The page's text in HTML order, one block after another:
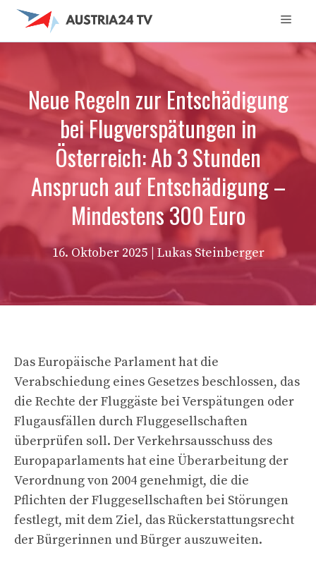
Zum
Inhalt
Neue Regeln zur Entschädigung
bei Flugverspätungen in
Österreich: Ab 3 Stunden
Anspruch auf Entschädigung –
Mindestens 300 Euro
16. Oktober 2025 | Lukas Steinberger
Das Europäische Parlament hat die
Verabschiedung eines Gesetzes beschlossen, das
die Rechte der Fluggäste bei Verspätungen oder
Flugausfällen durch Fluggesellschaften
überprüfen soll. Der Verkehrsausschuss des
Europaparlaments hat eine Überarbeitung der
Verordnung von 2004 genehmigt, die die
Pflichten der Fluggesellschaften bei Störungen
festlegt, mit dem Ziel, das Rückerstattungsrecht
der Bürgerinnen und Bürger auszuweiten.